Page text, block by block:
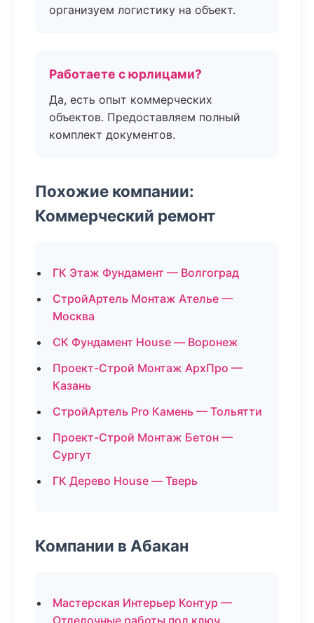
организуем логистику на объект.
Работаете с юрлицами?
Да, есть опыт коммерческих
объектов. Предоставляем полный
комплект документов.
Похожие компании:
Коммерческий ремонт
ГК Этаж Фундамент — Волгоград
СтройАртель Монтаж Ателье —
Москва
СК Фундамент House — Воронеж
Проект-Строй Монтаж АрхПро —
Казань
СтройАртель Pro Камень — Тольятти
Проект-Строй Монтаж Бетон —
Сургут
ГК Дерево House — Тверь
Компании в Абакан
Мастерская Интерьер Контур —
Отделочные работы под ключ